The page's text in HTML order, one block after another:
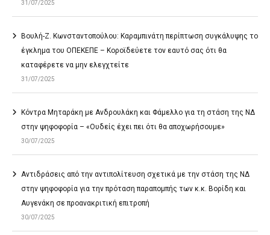
31/07/2025
Βουλή-Ζ. Κωνσταντοπούλου: Καραμπινάτη περίπτωση συγκάλυψης το
έγκλημα του ΟΠΕΚΕΠΕ – Κοροϊδεύετε τον εαυτό σας ότι θα
καταφέρετε να μην ελεγχτείτε
31/07/2025
Κόντρα Μηταράκη με Ανδρουλάκη και Φάμελλο για τη στάση της ΝΔ
στην ψηφοφορία – «Ουδείς έχει πει ότι θα αποχωρήσουμε»
30/07/2025
Αντιδράσεις από την αντιπολίτευση σχετικά με την στάση της ΝΔ
στην ψηφοφορία για την πρόταση παραπομπής των κ.κ. Βορίδη και
Αυγενάκη σε προανακριτική επιτροπή
30/07/2025